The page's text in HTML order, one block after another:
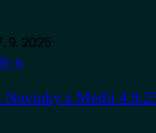
9. 2025
Novinky z Médií